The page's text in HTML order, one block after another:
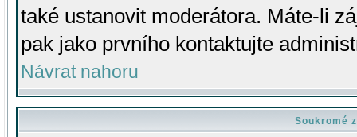
také ustanovit moderátora. Máte-li
pak jako prvního kontaktujte
Návrat nahoru
Soukromé